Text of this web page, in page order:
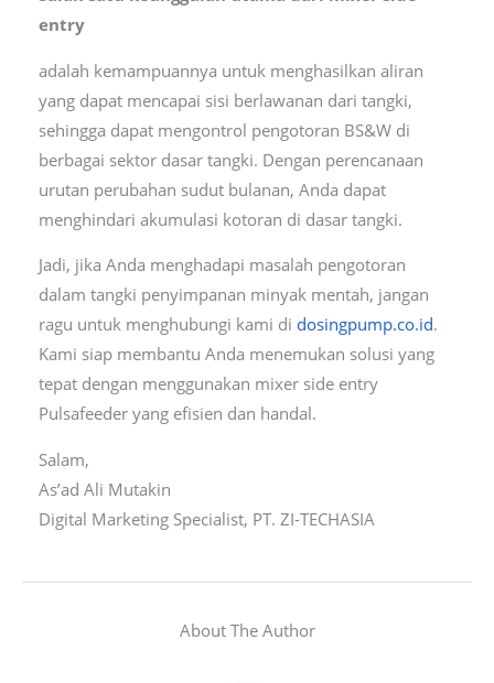
entry
adalah kemampuannya untuk menghasilkan aliran
yang dapat mencapai sisi berlawanan dari tangki,
sehingga dapat mengontrol pengotoran BS&W di
berbagai sektor dasar tangki. Dengan perencanaan
urutan perubahan sudut bulanan, Anda dapat
menghindari akumulasi kotoran di dasar tangki.
Jadi, jika Anda menghadapi masalah pengotoran
dalam tangki penyimpanan minyak mentah, jangan
ragu untuk menghubungi kami di dosingpump.co.id.
Kami siap membantu Anda menemukan solusi yang
tepat dengan menggunakan mixer side entry
Pulsafeeder yang efisien dan handal.
Salam,
As’ad Ali Mutakin
Digital Marketing Specialist, PT. ZI-TECHASIA
About The Author